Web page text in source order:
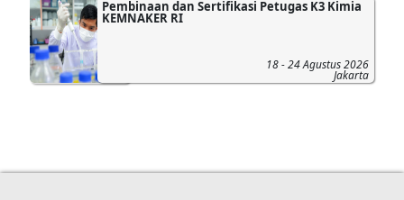
Pembinaan dan Sertifikasi Petugas K3 Kimia
KEMNAKER RI
18 - 24 Agustus 2026
Jakarta